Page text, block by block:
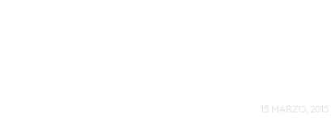
15 MARZO, 2015